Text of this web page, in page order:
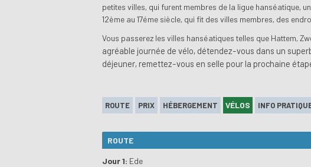
petites villes, qui furent membres de la ligue hanséatique,
12ème au 17éme siècle, qui fit des villes membres, des
Vous passerez les villes hanséatiques telles que Hattem,
agréable journée de vélo, détendez-vous dans un
déjeuner, remettez-vous en selle pour la prochaine
ROUTE PRIX HÉBERGEMENT VÉLOS INFO
ROUTE
Jour 1: Ede